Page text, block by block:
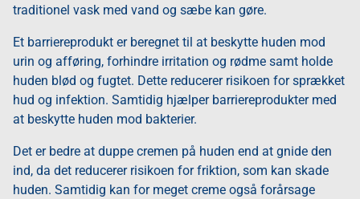
traditionel vask med vand og sæbe kan gøre.
Et barriereprodukt er beregnet til at beskytte huden mod
urin og afføring, forhindre irritation og rødme samt holde
huden blød og fugtet. Dette reducerer risikoen for sprækket
hud og infektion. Samtidig hjælper barriereprodukter med
at beskytte huden mod bakterier.
Det er bedre at duppe cremen på huden end at gnide den
ind, da det reducerer risikoen for friktion, som kan skade
huden. Samtidig kan for meget creme også forårsage